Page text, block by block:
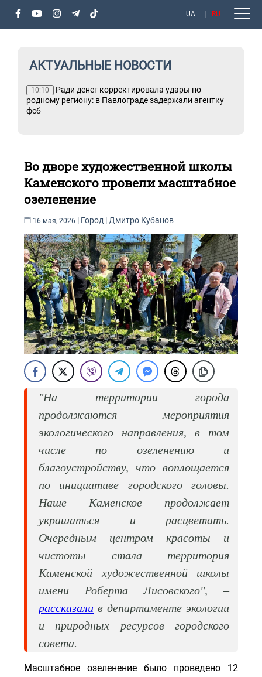
UA RU
АКТУАЛЬНЫЕ НОВОСТИ
10:10
Ради денег корректировала удары по
родному региону: в Павлограде задержали агентку
фсб
Во дворе художественной школы
Каменского провели масштабное
озеленение
16 мая, 2026 | Город | Дмитро Кубанов
"На территории города
продолжаются мероприятия
экологического направления, в том
числе по озеленению и
благоустройству, что воплощается
по инициативе городского головы.
Наше Каменское продолжает
украшаться и расцветать.
Очередным центром красоты и
чистоты стала территория
Каменской художественной школы
имени Роберта Лисовского", –
рассказали в департаменте экологии
и природных ресурсов городского
совета.
Масштабное озеленение было проведено 12